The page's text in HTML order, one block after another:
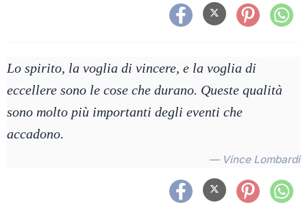
Lo spirito, la voglia di vincere, e la voglia di
eccellere sono le cose che durano. Queste qualità
sono molto più importanti degli eventi che
accadono.
— Vince Lombardi